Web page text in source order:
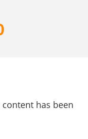
has been